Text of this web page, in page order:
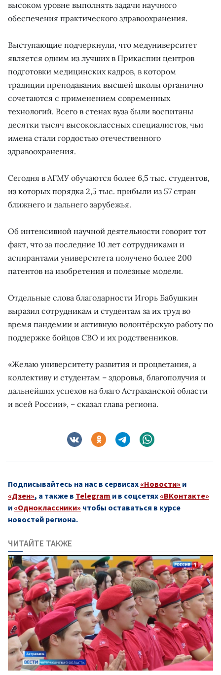
высоком уровне выполнять задачи научного
обеспечения практического здравоохранения.
Выступающие подчеркнули, что медуниверситет
является одним из лучших в Прикаспии центров
подготовки медицинских кадров, в котором
традиции преподавания высшей школы органично
сочетаются с применением современных
технологий. Всего в стенах вуза были воспитаны
десятки тысяч высококлассных специалистов, чьи
имена стали гордостью отечественного
здравоохранения.
Сегодня в АГМУ обучаются более 6,5 тыс. студентов,
из которых порядка 2,5 тыс. прибыли из 57 стран
ближнего и дальнего зарубежья.
Об интенсивной научной деятельности говорит тот
факт, что за последние 10 лет сотрудниками и
аспирантами университета получено более 200
патентов на изобретения и полезные модели.
Отдельные слова благодарности Игорь Бабушкин
выразил сотрудникам и студентам за их труд во
время пандемии и активную волонтёрскую работу по
поддержке бойцов СВО и их родственников.
«Желаю университету развития и процветания, а
коллективу и студентам – здоровья, благополучия и
дальнейших успехов на благо Астраханской области
и всей России», – сказал глава региона.
Подписывайтесь на нас в сервисах «Новости» и
«Дзен», а также в Telegram и в соцсетях «ВКонтакте»
и «Одноклассники» чтобы оставаться в курсе
новостей региона.
ЧИТАЙТЕ ТАКЖЕ